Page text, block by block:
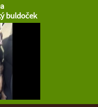
buldoček